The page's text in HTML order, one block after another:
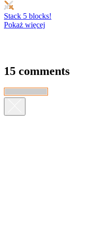
Stack 5 blocks!
Pokaż więcej
15 comments